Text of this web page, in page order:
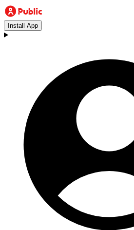
Install App